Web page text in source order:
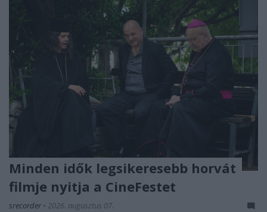
Minden idők legsikeresebb horvát
filmje nyitja a CineFestet
srecorder • 2026. augusztus 07.